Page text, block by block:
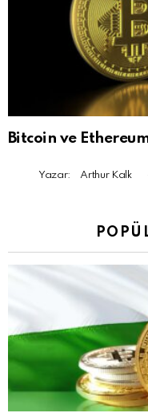
Bitcoin ve
Yazar: Arthur Kalk